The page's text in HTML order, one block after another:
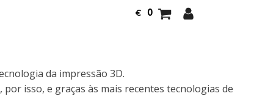
€ 0
da impressão 3D.
isso, e graças às mais recentes tecnologias de